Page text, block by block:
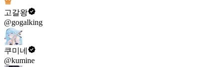
고갈왕
@gogalking
쿠미네
@kumine